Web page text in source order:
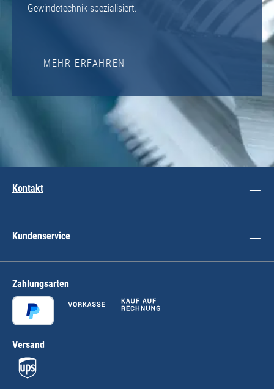
Gewindetechnik spezialisiert.
MEHR ERFAHREN
Kontakt
Kundenservice
Zahlungsarten
Versand